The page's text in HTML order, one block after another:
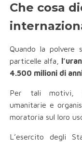
Che cosa
Quando la polvere
particelle alfa,
4.500 milioni di
Per tali motivi,
umanitarie e
moratoria sul loro
L’esercito degli